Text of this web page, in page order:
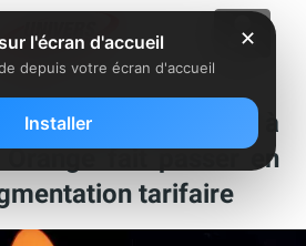
données à
Orange fait passer en
tarifaire
✕
l'écran d'accueil
depuis votre écran d'accueil
Installer